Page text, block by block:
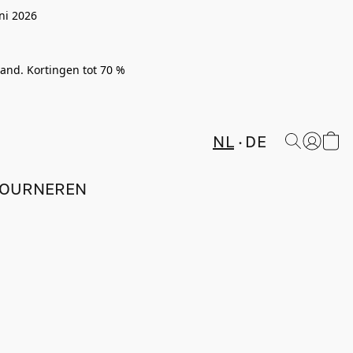
2026
Kortingen tot 70 %
NL DE